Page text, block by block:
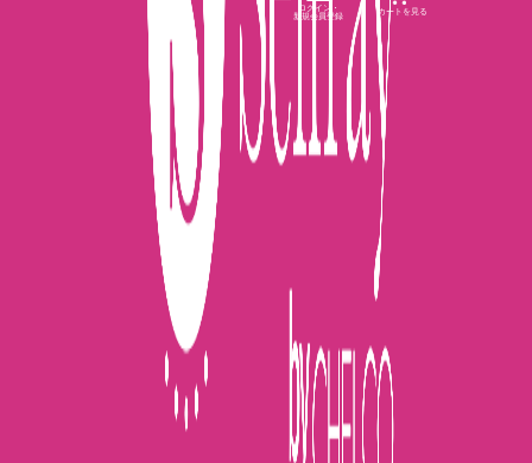
ログイン・
新規会員登録 カートを見る